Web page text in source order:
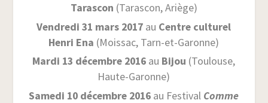
Taras­con (Taras­con, Ariège)
Ven­dre­di 31 mars 2017 au Centre cultu­rel
Hen­ri Ena (Mois­sac, Tarn-et-Garonne)
Mar­di 13 décembre 2016 au Bijou (Tou­louse,
Haute-Garonne)
Same­di 10 décembre 2016 au Fes­ti­val Comme